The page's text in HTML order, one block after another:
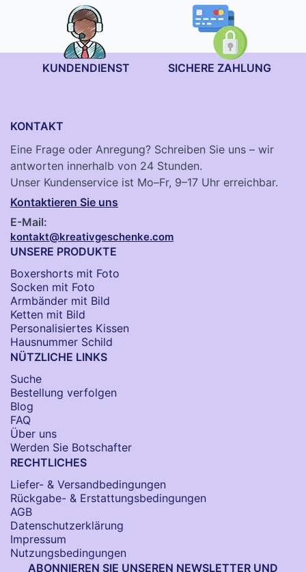
KUNDENDIENST SICHERE ZAHLUNG
KONTAKT
Eine Frage oder Anregung? Schreiben Sie uns – wir
antworten innerhalb von 24 Stunden.
Unser Kundenservice ist Mo–Fr, 9–17 Uhr erreichbar.
Kontaktieren Sie uns
E-Mail:
kontakt@kreativgeschenke.com
UNSERE PRODUKTE
Boxershorts mit Foto
Socken​ mit Foto
Armbänder mit Bild​
Ketten mit Bild
Personalisiertes Kissen
Hausnummer Schild
NÜTZLICHE LINKS
Suche
Bestellung verfolgen
Blog
FAQ
Über uns
Werden Sie Botschafter
RECHTLICHES
Liefer- & Versandbedingungen
Rückgabe- & Erstattungsbedingungen
AGB
Datenschutzerklärung
Impressum
Nutzungsbedingungen
ABONNIEREN SIE UNSEREN NEWSLETTER UND